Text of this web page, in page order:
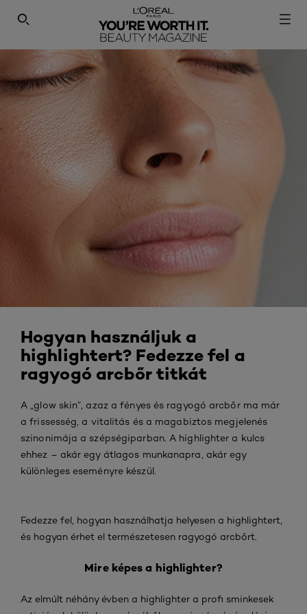
SEARCH THIS SITE
Hogyan használjuk a
highlightert? Fedezze fel a
ragyogó arcbőr titkát
A „glow skin”, azaz a fényes és ragyogó arcbőr ma már
a frissesség, a vitalitás és a magabiztos megjelenés
szinonimája a szépségiparban. A highlighter a kulcs
ehhez – akár egy átlagos munkanapra, akár egy
különleges eseményre készül.
Fedezze fel, hogyan használhatja helyesen a highlightert,
és hogyan érhet el természetesen ragyogó arcbőrt.
Mire képes a highlighter?
Az elmúlt néhány évben a highlighter a profi sminkesek